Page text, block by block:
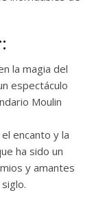
la magia del
espectáculo
Moulin
encanto y la
ha sido un
y amantes